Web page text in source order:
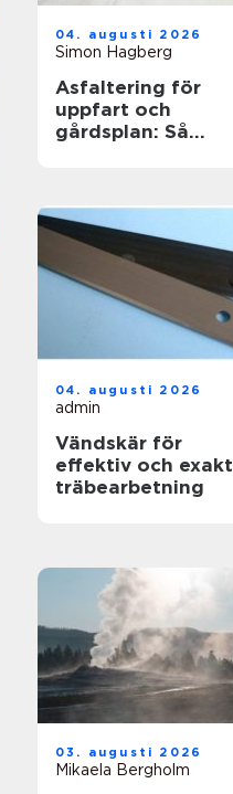
04. augusti 2026
Simon Hagberg
Asfaltering för
uppfart och
gårdsplan: Så
04. augusti 2026
admin
Vändskär för
effektiv och exakt
träbearbetning
03. augusti 2026
Mikaela Bergholm